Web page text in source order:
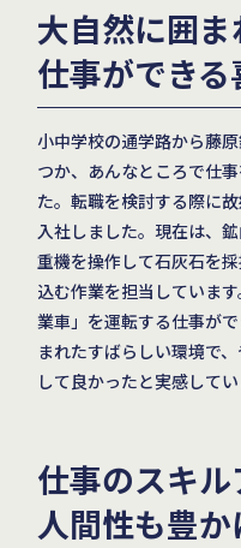
大自然に囲
仕事ができる
小中学校の通学路から藤
つか、あんなところで仕
た。転職を検討する際に
入社しました。現在は、
重機を操作して石灰石を
込む作業を担当していま
業車」を運転する仕事が
まれたすばらしい環境で
して良かったと実感してい
仕事のスキ
人間性も豊